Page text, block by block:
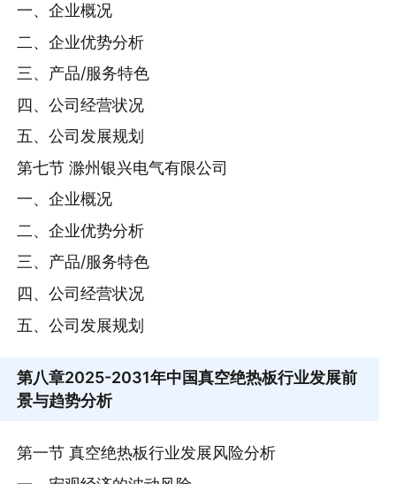
一、企业概况
二、企业优势分析
三、产品/服务特色
四、公司经营状况
五、公司发展规划
第七节 滁州银兴电气有限公司
一、企业概况
二、企业优势分析
三、产品/服务特色
四、公司经营状况
五、公司发展规划
第八章2025-2031年中国真空绝热板行业发展前
景与趋势分析
第一节 真空绝热板行业发展风险分析